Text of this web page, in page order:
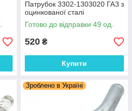
Патрубок 3302-1303020 ГАЗ з
оцинкованої сталі
Готово до відправки 49 од.
520 ₴
Купити
Зроблено в Україні